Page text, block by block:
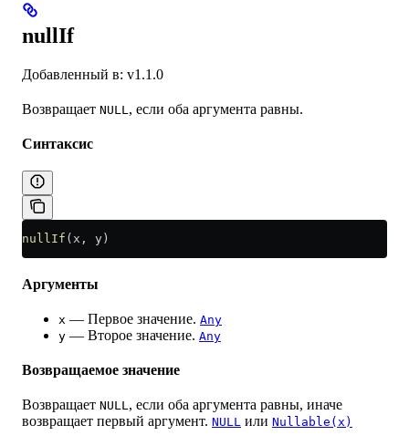
nullIf
Добавленный в: v1.1.0
Возвращает NULL , если оба аргумента равны.
Синтаксис
nullIf (x, y)
Аргументы
x — Первое значение. Any
y — Второе значение. Any
Возвращаемое значение
Возвращает NULL , если оба аргумента равны, иначе
возвращает первый аргумент. NULL или Nullable(x)